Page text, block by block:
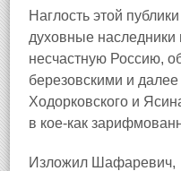
Наглость этой
духовные наследники
несчастную Россию,
березовскими и
Ходорковского и
в кое‑как
Изложил Шафаревич,